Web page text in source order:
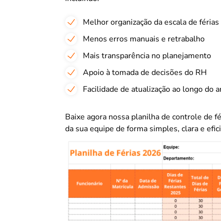
Melhor organização da escala de férias
Menos erros manuais e retrabalho
Mais transparência no planejamento
Apoio à tomada de decisões do RH
Facilidade de atualização ao longo do
Baixe agora nossa planilha de controle de
da sua equipe de forma simples, clara e